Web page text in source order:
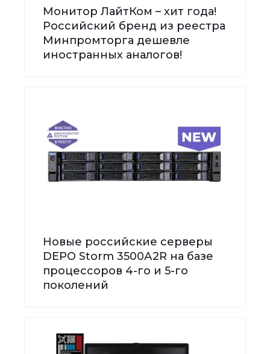
Монитор ЛайтКом – хит года!
Российский бренд из реестра
Минпромторга дешевле
иностранных аналогов!
Новые российские серверы
DEPO Storm 3500А2R на базе
процессоров 4-го и 5-го
поколений